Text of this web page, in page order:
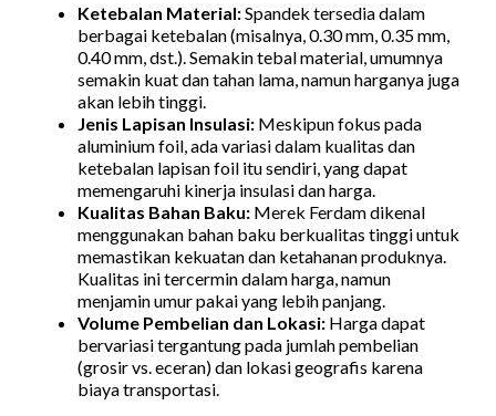
Ketebalan Material:Spandek tersedia dalam
berbagai ketebalan (misalnya, 0.30 mm, 0.35 mm,
0.40 mm, dst.). Semakin tebal material, umumnya
semakin kuat dan tahan lama, namun harganya juga
akan lebih tinggi.
Jenis Lapisan Insulasi:Meskipun fokus pada
aluminium foil, ada variasi dalam kualitas dan
ketebalan lapisan foil itu sendiri, yang dapat
memengaruhi kinerja insulasi dan harga.
Kualitas Bahan Baku:Merek Ferdam dikenal
menggunakan bahan baku berkualitas tinggi untuk
memastikan kekuatan dan ketahanan produknya.
Kualitas ini tercermin dalam harga, namun
menjamin umur pakai yang lebih panjang.
Volume Pembelian dan Lokasi:Harga dapat
bervariasi tergantung pada jumlah pembelian
(grosir vs. eceran) dan lokasi geografis karena
biaya transportasi.